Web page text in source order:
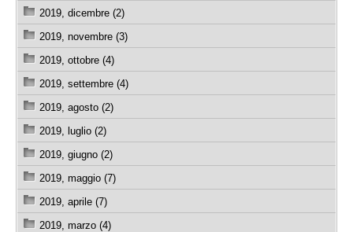
2019, dicembre (2)
2019, novembre (3)
2019, ottobre (4)
2019, settembre (4)
2019, agosto (2)
2019, luglio (2)
2019, giugno (2)
2019, maggio (7)
2019, aprile (7)
2019, marzo (4)